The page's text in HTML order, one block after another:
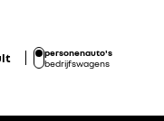
personenauto's
bedrijfswagens